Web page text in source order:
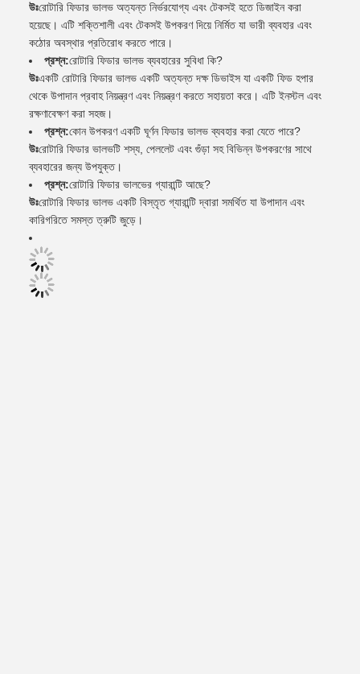
উঃরোটারি ফিডার ভালভ অত্যন্ত নির্ভরযোগ্য এবং টেকসই হতে ডিজাইন করা
হয়েছে। এটি শক্তিশালী এবং টেকসই উপকরণ দিয়ে নির্মিত যা ভারী ব্যবহার এবং
কঠোর অবস্থার প্রতিরোধ করতে পারে।
প্রশ্ন:রোটারি ফিডার ভালভ ব্যবহারের সুবিধা কি?
উঃএকটি রোটারি ফিডার ভালভ একটি অত্যন্ত দক্ষ ডিভাইস যা একটি ফিড হপার
থেকে উপাদান প্রবাহ নিয়ন্ত্রণ এবং নিয়ন্ত্রণ করতে সহায়তা করে। এটি ইনস্টল এবং
রক্ষণাবেক্ষণ করা সহজ।
প্রশ্ন:কোন উপকরণ একটি ঘূর্ণন ফিডার ভালভ ব্যবহার করা যেতে পারে?
উঃরোটারি ফিডার ভালভটি শস্য, পেললেট এবং গুঁড়া সহ বিভিন্ন উপকরণের সাথে
ব্যবহারের জন্য উপযুক্ত।
প্রশ্ন:রোটারি ফিডার ভালভের গ্যারান্টি আছে?
উঃরোটারি ফিডার ভালভ একটি বিস্তৃত গ্যারান্টি দ্বারা সমর্থিত যা উপাদান এবং
কারিগরিতে সমস্ত ত্রুটি জুড়ে।